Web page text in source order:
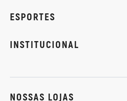
ESPORTES
INSTITUCIONAL
NOSSAS LOJAS